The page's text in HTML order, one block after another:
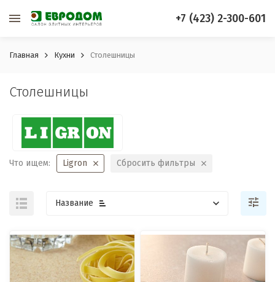
+7 (423) 2-300-601
Главная Кухни Столешницы
Столешницы
Что ищем: Ligron Сбросить фильтры
Название